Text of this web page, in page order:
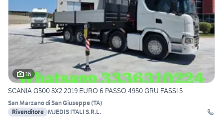
16
SCANIA G500 8X2 2019 EURO 6 PASSO 4950 GRU FASSI 5
San Marzano di San Giuseppe(TA)
Rivenditore MJEDIS ITALI S.R.L.